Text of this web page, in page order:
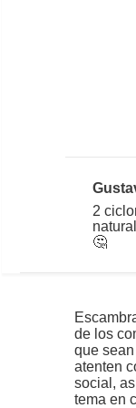
2
🤔
de los
que
atenten
social,
tema en